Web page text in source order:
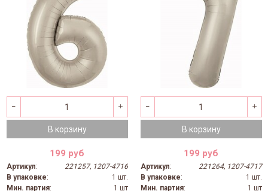
В корзину
199 руб
Артикул:
221257, 1207-4716
В упаковке:
1 шт.
Мин. партия:
1 шт
В корзину
199 руб
Артикул:
221264, 1207-4717
В упаковке:
1 шт.
Мин. партия:
1 шт